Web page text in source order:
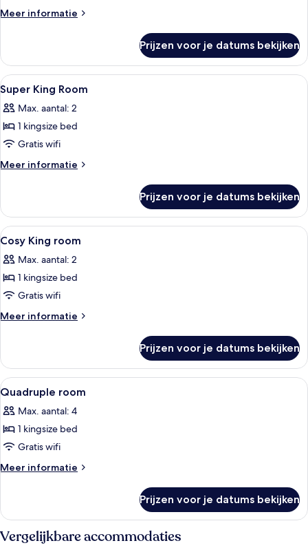
Meer informatie
Meer
Burrow
Prijzen voor je datums bekijken
Alle
foto's
voor
Super
King
Room
Een hotelkamer met een bed,
2
Super King Room
Max. aantal: 2
1 kingsize bed
Gratis wifi
Meer informatie
Meer
King
Room
Prijzen voor je datums bekijken
Alle
foto's
voor
Cosy
King
room
Een kleine hotelkamer met een bed,
2
Cosy King room
Max. aantal: 2
1 kingsize bed
Gratis wifi
Meer informatie
Meer
King
room
Prijzen voor je datums bekijken
Alle
foto's
voor
Quadruple
room
laden
Een stapelbed met bureau en stoel,
3
Quadruple room
Max. aantal: 4
1 kingsize bed
Gratis wifi
Meer informatie
Meer
room
Prijzen voor je datums bekijken
Vergelijkbare accommodaties